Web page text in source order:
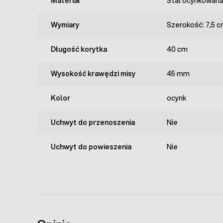
Wymiary Szerokość: 7,5
Długość korytka 40 cm
Wysokość krawędzi misy 45 mm
Kolor ocynk
Uchwyt do przenoszenia Nie
Uchwyt do powieszenia Nie